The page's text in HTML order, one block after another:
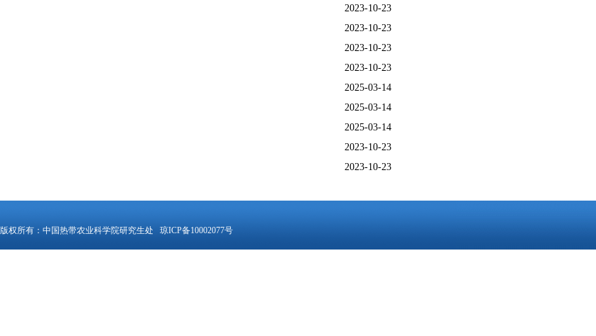
2023-10-23
2023-10-23
2023-10-23
2023-10-23
2025-03-14
2025-03-14
2025-03-14
2023-10-23
2023-10-23
版权所有：中国热带农业科学院研究生处 琼ICP备10002077号